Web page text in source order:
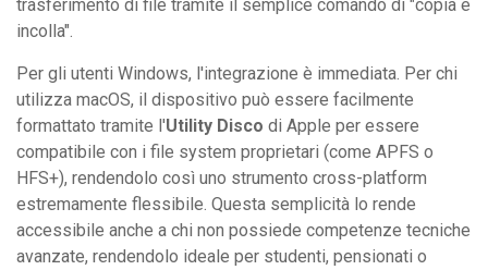
trasferimento di file tramite il semplice comando di "copia e
incolla".
Per gli utenti Windows, l'integrazione è immediata. Per chi
utilizza macOS, il dispositivo può essere facilmente
formattato tramite l'Utility Disco di Apple per essere
compatibile con i file system proprietari (come APFS o
HFS+), rendendolo così uno strumento cross-platform
estremamente flessibile. Questa semplicità lo rende
accessibile anche a chi non possiede competenze tecniche
avanzate, rendendolo ideale per studenti, pensionati o